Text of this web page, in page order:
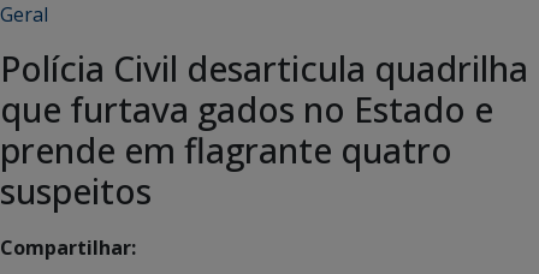
Geral
Polícia Civil desarticula quadrilha
que furtava gados no Estado e
prende em flagrante quatro
suspeitos
Compartilhar: